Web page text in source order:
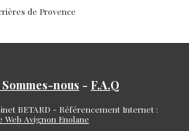
de Provence
nous - F.A.Q
BETARD - Référencement Internet :
Web Avignon Enolane